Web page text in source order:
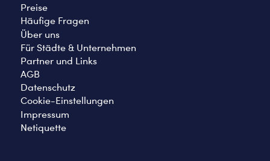
Preise
Häufige Fragen
Über uns
Für Städte & Unternehmen
Partner und Links
AGB
Datenschutz
Cookie-Einstellungen
Impressum
Netiquette